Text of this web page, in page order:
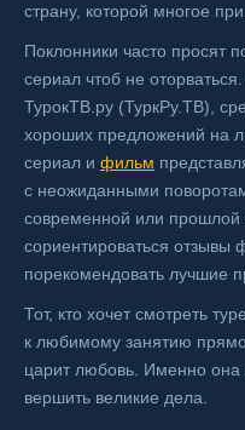
страну, которой многое
Поклонники часто просят
сериал чтоб не
ТурокТВ.ру (ТуркРу.ТВ),
хороших предложений на
сериал и фильм
с неожиданными
современной или прошлой
сориентироваться отзывы
порекомендовать лучшие
Тот, кто хочет смотреть
к любимому занятию
царит любовь. Именно она
вершить великие дела.